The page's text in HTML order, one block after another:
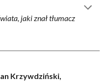
jaki znał tłumacz
Krzywdziński,